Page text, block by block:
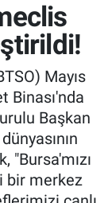
Mayıs
Binası'nda
Başkan
"Bursa'mızı
bir merkez